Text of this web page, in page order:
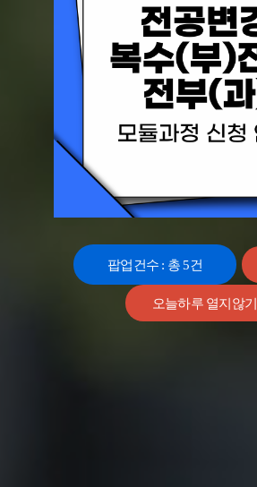
팝업건수 : 총5건
오늘하루 열지않기